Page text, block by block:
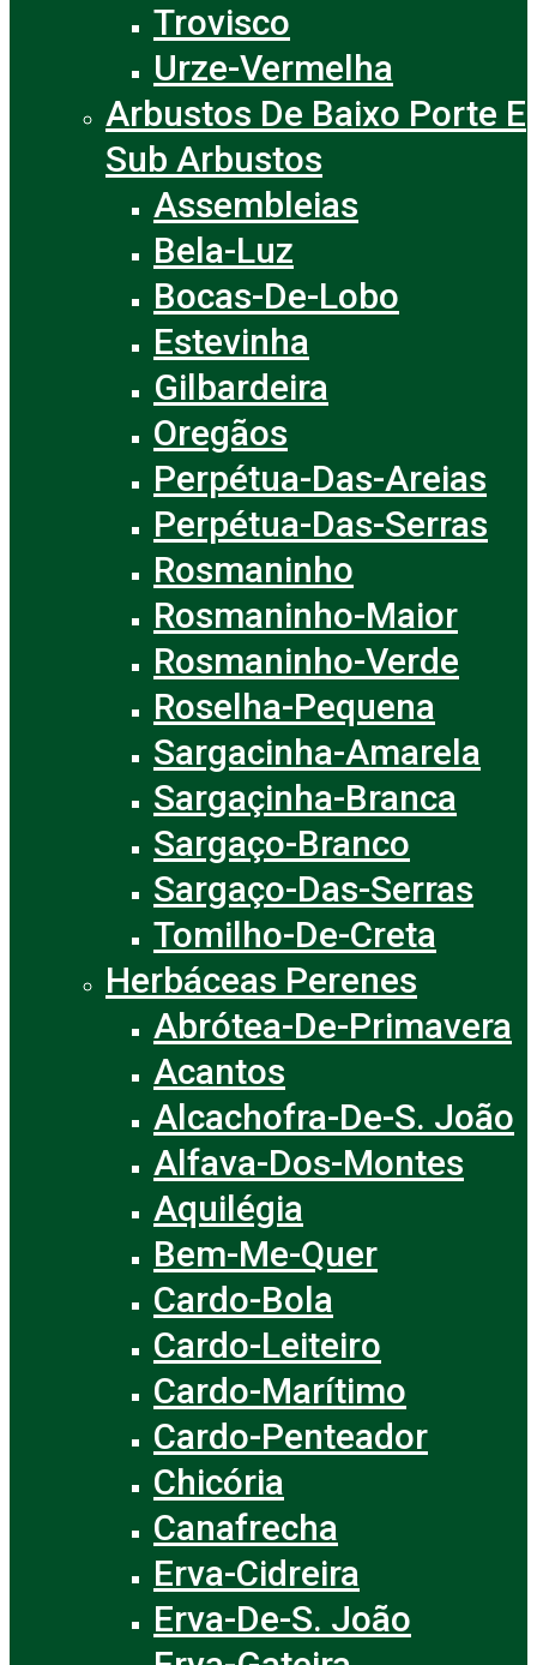
Trovisco
Urze-Vermelha
Arbustos De Baixo Porte E
Sub Arbustos
Assembleias
Bela-Luz
Bocas-De-Lobo
Estevinha
Gilbardeira
Oregãos
Perpétua-Das-Areias
Perpétua-Das-Serras
Rosmaninho
Rosmaninho-Maior
Rosmaninho-Verde
Roselha-Pequena
Sargacinha-Amarela
Sargaçinha-Branca
Sargaço-Branco
Sargaço-Das-Serras
Tomilho-De-Creta
Herbáceas Perenes
Abrótea-De-Primavera
Acantos
Alcachofra-De-S. João
Alfava-Dos-Montes
Aquilégia
Bem-Me-Quer
Cardo-Bola
Cardo-Leiteiro
Cardo-Marítimo
Cardo-Penteador
Chicória
Canafrecha
Erva-Cidreira
Erva-De-S. João